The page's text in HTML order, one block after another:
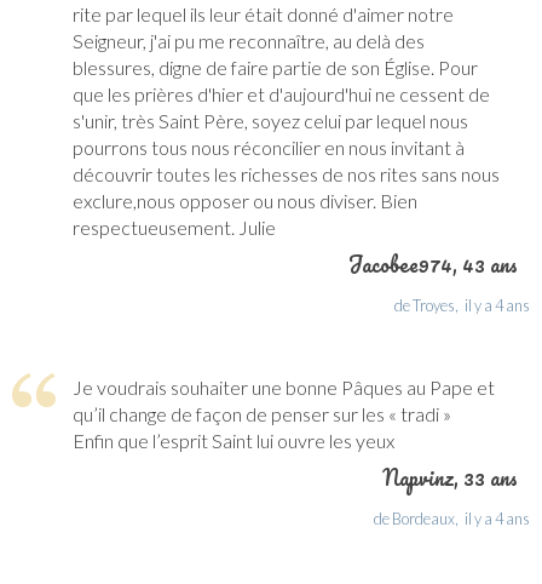
rite par lequel ils leur était donné d'aimer notre
Seigneur, j'ai pu me reconnaître, au delà des
blessures, digne de faire partie de son Église. Pour
que les prières d'hier et d'aujourd'hui ne cessent de
s'unir, très Saint Père, soyez celui par lequel nous
pourrons tous nous réconcilier en nous invitant à
découvrir toutes les richesses de nos rites sans nous
exclure,nous opposer ou nous diviser. Bien
respectueusement. Julie
Jacobee974, 43 ans
de Troyes, il y a 4 ans
Je voudrais souhaiter une bonne Pâques au Pape et
qu’il change de façon de penser sur les « tradi »
Enfin que l’esprit Saint lui ouvre les yeux
Napvinz, 33 ans
de Bordeaux, il y a 4 ans